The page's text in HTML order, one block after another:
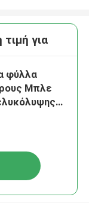
για
φύλλα
Μπλε